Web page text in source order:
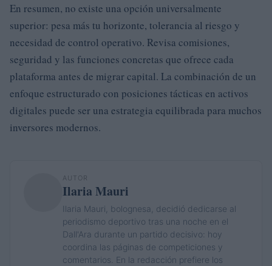
En resumen, no existe una opción universalmente
superior: pesa más tu horizonte, tolerancia al riesgo y
necesidad de control operativo. Revisa comisiones,
seguridad y las funciones concretas que ofrece cada
plataforma antes de migrar capital. La combinación de un
enfoque estructurado con posiciones tácticas en activos
digitales puede ser una estrategia equilibrada para muchos
inversores modernos.
AUTOR
Ilaria Mauri
Ilaria Mauri, bolognesa, decidió dedicarse al
periodismo deportivo tras una noche en el
Dall'Ara durante un partido decisivo: hoy
coordina las páginas de competiciones y
comentarios. En la redacción prefiere los